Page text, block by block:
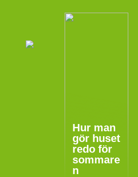
Hur man
gör huset
redo för
sommare
n